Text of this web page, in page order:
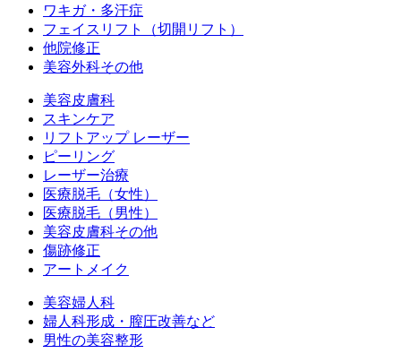
ワキガ・多汗症
フェイスリフト（切開リフト）
他院修正
美容外科その他
美容皮膚科
スキンケア
リフトアップ レーザー
ピーリング
レーザー治療
医療脱毛（女性）
医療脱毛（男性）
美容皮膚科その他
傷跡修正
アートメイク
美容婦人科
婦人科形成・膣圧改善など
男性の美容整形